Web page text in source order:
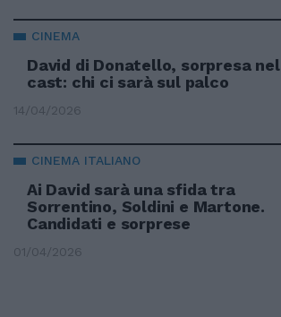
CINEMA
David di Donatello, sorpresa nel
cast: chi ci sarà sul palco
14/04/2026
CINEMA ITALIANO
Ai David sarà una sfida tra
Sorrentino, Soldini e Martone.
Candidati e sorprese
01/04/2026